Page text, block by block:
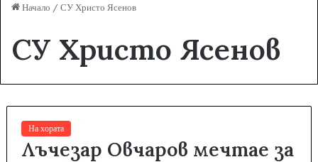
Начало / СУ Христо Ясенов
СУ Христо Ясенов
На хората
Лъчезар Овчаров мечтае за